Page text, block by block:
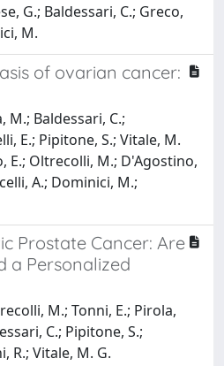
G.; Baldessari, C.; Greco,
M.
of ovarian cancer:
M.; Baldessari, C.;
E.; Pipitone, S.; Vitale, M.
E.; Oltrecolli, M.; D'Agostino,
A.; Dominici, M.;
Prostate Cancer: Are
a Personalized
M.; Tonni, E.; Pirola,
C.; Pipitone, S.;
R.; Vitale, M. G.